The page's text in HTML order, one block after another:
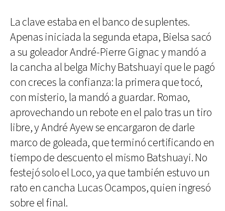
La clave estaba en el banco de suplentes.
Apenas iniciada la segunda etapa, Bielsa sacó
a su goleador André-Pierre Gignac y mandó a
la cancha al belga Michy Batshuayi que le pagó
con creces la confianza: la primera que tocó,
con misterio, la mandó a guardar. Romao,
aprovechando un rebote en el palo tras un tiro
libre, y André Ayew se encargaron de darle
marco de goleada, que terminó certificando en
tiempo de descuento el mismo Batshuayi. No
festejó solo el Loco, ya que también estuvo un
rato en cancha Lucas Ocampos, quien ingresó
sobre el final.